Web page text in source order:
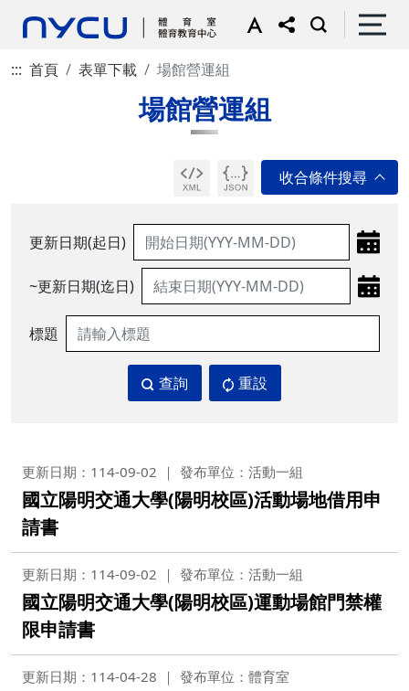
::: 首頁 表單下載 場館營運組
場館營運組
更新日期(起日)
~更新日期(迄日)
標題
查詢 重設
更新日期：114-09-02 發布單位：活動一組
國立陽明交通大學(陽明校區)活動場地借用申
請書
更新日期：114-09-02 發布單位：活動一組
國立陽明交通大學(陽明校區)運動場館門禁權
限申請書
更新日期：114-04-28 發布單位：體育室